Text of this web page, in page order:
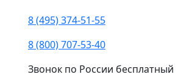
8 (495) 374-51-55
8 (800) 707-53-40
Звонок по России бесплатный